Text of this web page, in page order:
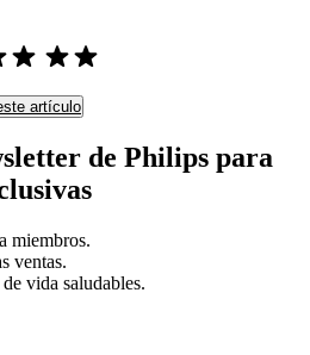
artículo
de Philips para
miembros.
ventas.
vida saludables.